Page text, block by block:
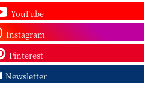
Sehen Sie mehr
YouTube
Besuchen Sie unser
Instagram
Sieh dir unsere Pins
Pinterest
Melden Sie sich zum
Newsletter